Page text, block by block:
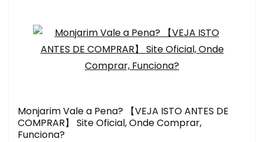
Monjarim Vale a Pena? 【VEJA ISTO ANTES DE
COMPRAR】 Site Oficial, Onde Comprar,
Funciona?